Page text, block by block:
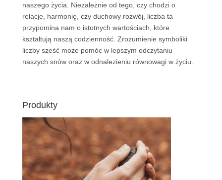
naszego życia. Niezależnie od tego, czy chodzi o
relacje, harmonię, czy duchowy rozwój, liczba ta
przypomina nam o istotnych wartościach, które
kształtują naszą codzienność. Zrozumienie symboliki
liczby sześć może pomóc w lepszym odczytaniu
naszych snów oraz w odnalezieniu równowagi w życiu.
Produkty